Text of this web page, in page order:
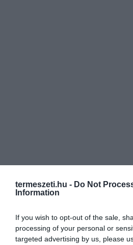
termeszeti.hu - Do Not
Information
If you wish to opt-out of the sale,
processing of your personal or
targeted advertising by us, please